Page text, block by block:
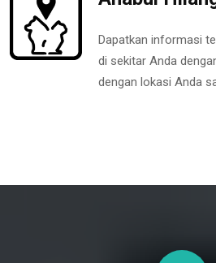
Dapatkan informasi
di sekitar Anda
dengan lokasi Anda